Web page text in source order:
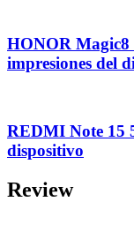
HONOR
impresiones del
REDMI Note 15
dispositivo
Review